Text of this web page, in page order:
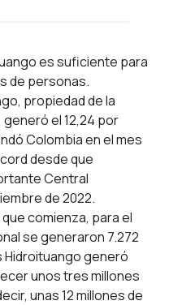
es suficiente para
de personas.
propiedad de la
generó el 12,24 por
Colombia en el mes
desde que
Central
de 2022.
comienza, para el
se generaron 7.272
Hidroituango generó
unos tres millones
unas 12 millones de